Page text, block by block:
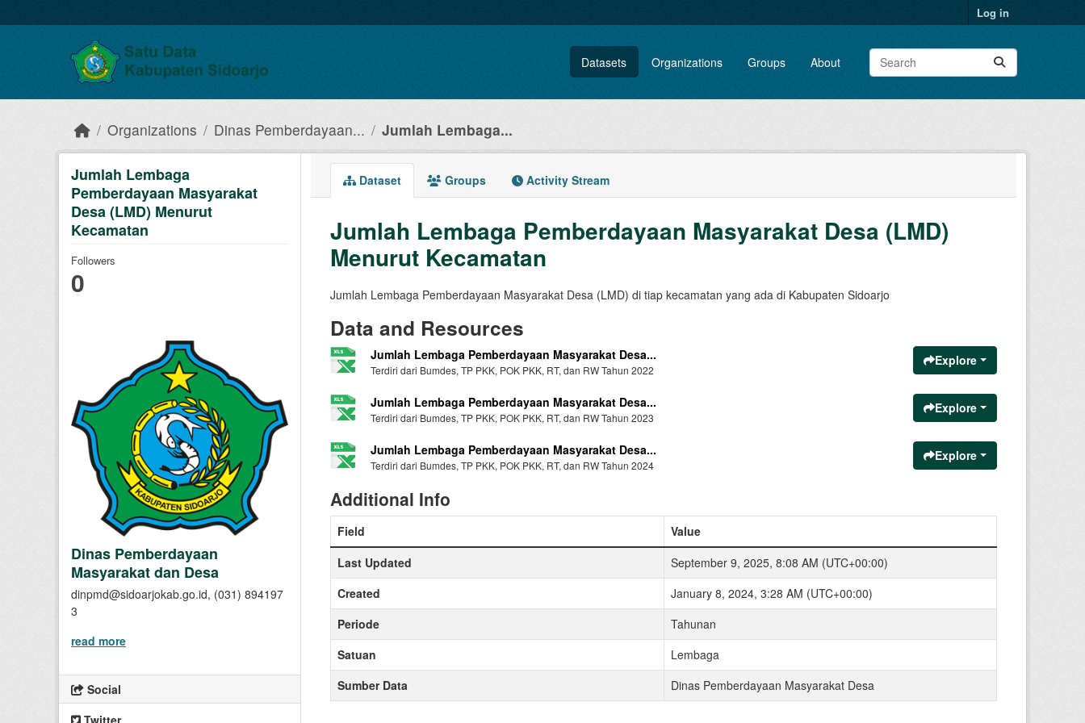
Log in
Datasets Organizations Groups About
Organizations Dinas Pemberdayaan... Jumlah Lembaga...
Jumlah Lembaga
Pemberdayaan Masyarakat
Desa (LMD) Menurut
Kecamatan
Followers
0
Dinas Pemberdayaan
Masyarakat dan Desa
dinpmd@sidoarjokab.go.id, (031) 894197
3
read more
Social
Twitter
Dataset Groups Activity Stream
Jumlah Lembaga Pemberdayaan Masyarakat Desa (LMD)
Menurut Kecamatan
Jumlah Lembaga Pemberdayaan Masyarakat Desa (LMD) di tiap kecamatan yang ada di Kabupaten Sidoarjo
Data and Resources
Jumlah Lembaga Pemberdayaan Masyarakat Desa...
Terdiri dari Bumdes, TP PKK, POK PKK, RT, dan RW Tahun 2022
Explore
Jumlah Lembaga Pemberdayaan Masyarakat Desa...
Terdiri dari Bumdes, TP PKK, POK PKK, RT, dan RW Tahun 2023
Explore
Jumlah Lembaga Pemberdayaan Masyarakat Desa...
Terdiri dari Bumdes, TP PKK, POK PKK, RT, dan RW Tahun 2024
Explore
Additional Info
Field
Value
Last Updated
September 9, 2025, 8:08 AM (UTC+00:00)
Created
January 8, 2024, 3:28 AM (UTC+00:00)
Periode
Tahunan
Satuan
Lembaga
Sumber Data
Dinas Pemberdayaan Masyarakat Desa